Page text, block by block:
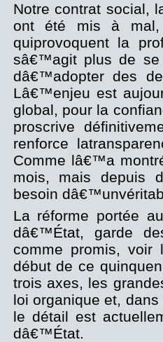
Notre contrat social,
ont été mis à mal,
quiprovoquent la
sâ€™agit plus de se
dâ€™adopter des
Lâ€™enjeu est
global, pour la
proscrive
renforce
Comme lâ€™a
mois, mais depuis
besoin
La réforme portée
dâ€™État, garde
comme promis,
début de ce
trois axes, les
loi organique et,
le détail est
dâ€™État.